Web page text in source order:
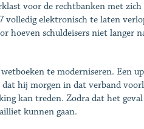
voor de rechtbanken met zich
volledig elektronisch te laten
hoeven schuldeisers niet langer
te moderniseren. Een
hij morgen in dat verband
kan treden. Zodra dat het
kunnen gaan.